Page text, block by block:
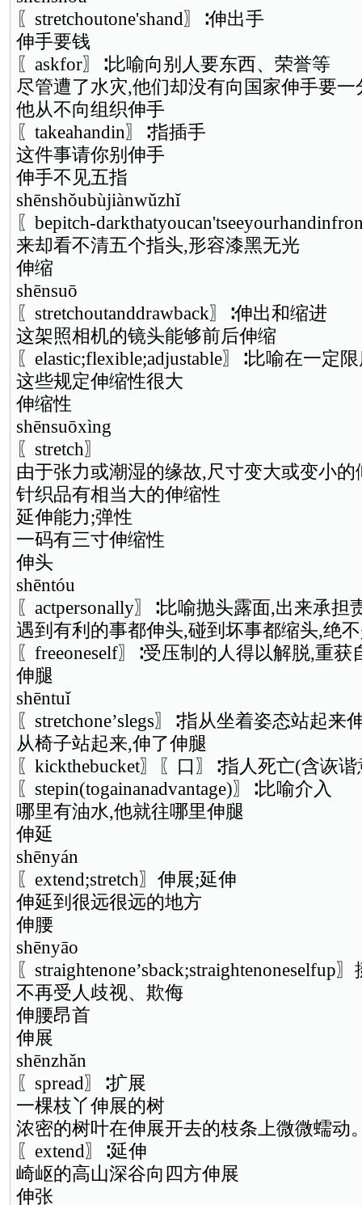
〖stretchoutone'shand〗∶伸出手
伸手要钱
〖askfor〗∶比喻向别人要东西、荣誉等
尽管遭了水灾,他们却没有向国家伸手要一
他从不向组织伸手
〖takeahandin〗∶指插手
这件事请你别伸手
伸手不见五指
shēnshǒubùjiànwǔzhǐ
〖bepitch-
来却看不清五个指头,形容漆黑无光
伸缩
shēnsuō
〖stretchoutanddrawback〗∶伸出和缩进
这架照相机的镜头能够前后伸缩
〖elastic;flexible;adjustable〗∶比喻在一定
这些规定伸缩性很大
伸缩性
shēnsuōxìng
〖stretch〗
由于张力或潮湿的缘故,尺寸变大或变小的
针织品有相当大的伸缩性
延伸能力;弹性
一码有三寸伸缩性
伸头
shēntóu
〖actpersonally〗∶比喻抛头露面,出来承担
遇到有利的事都伸头,碰到坏事都缩头,绝
〖freeoneself〗∶受压制的人得以解脱,重获
伸腿
shēntuǐ
〖stretchone’slegs〗∶指从坐着姿态站起来
从椅子站起来,伸了伸腿
〖kickthebucket〗〖口〗∶指人死亡(含诙
〖stepin(togainanadvantage)〗∶比喻介入
哪里有油水,他就往哪里伸腿
伸延
shēnyán
〖extend;stretch〗伸展;延伸
伸延到很远很远的地方
伸腰
shēnyāo
〖straightenone’sback;straightenoneselfup
不再受人歧视、欺侮
伸腰昂首
伸展
shēnzhǎn
〖spread〗∶扩展
一棵枝丫伸展的树
浓密的树叶在伸展开去的枝条上微微蠕
〖extend〗∶延伸
崎岖的高山深谷向四方伸展
伸张